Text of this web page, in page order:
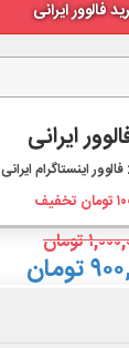
فالوور ایرانی
فالوور اینستاگرام ایرانی
تومان تخفیف
تومان
تومان